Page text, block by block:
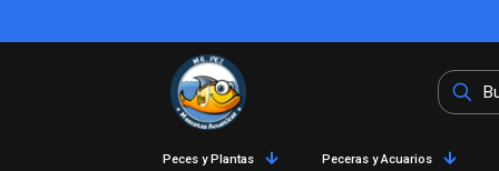
Peces y Plantas Peceras y Acuarios